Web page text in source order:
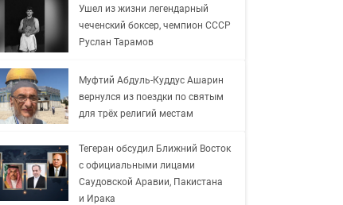
Ушел из жизни легендарный
чеченский боксер, чемпион СССР
Руслан Тарамов
Муфтий Абдуль-Куддус Ашарин
вернулся из поездки по святым
для трёх религий местам
Тегеран обсудил Ближний Восток
с официальными лицами
Саудовской Аравии, Пакистана
и Ирака